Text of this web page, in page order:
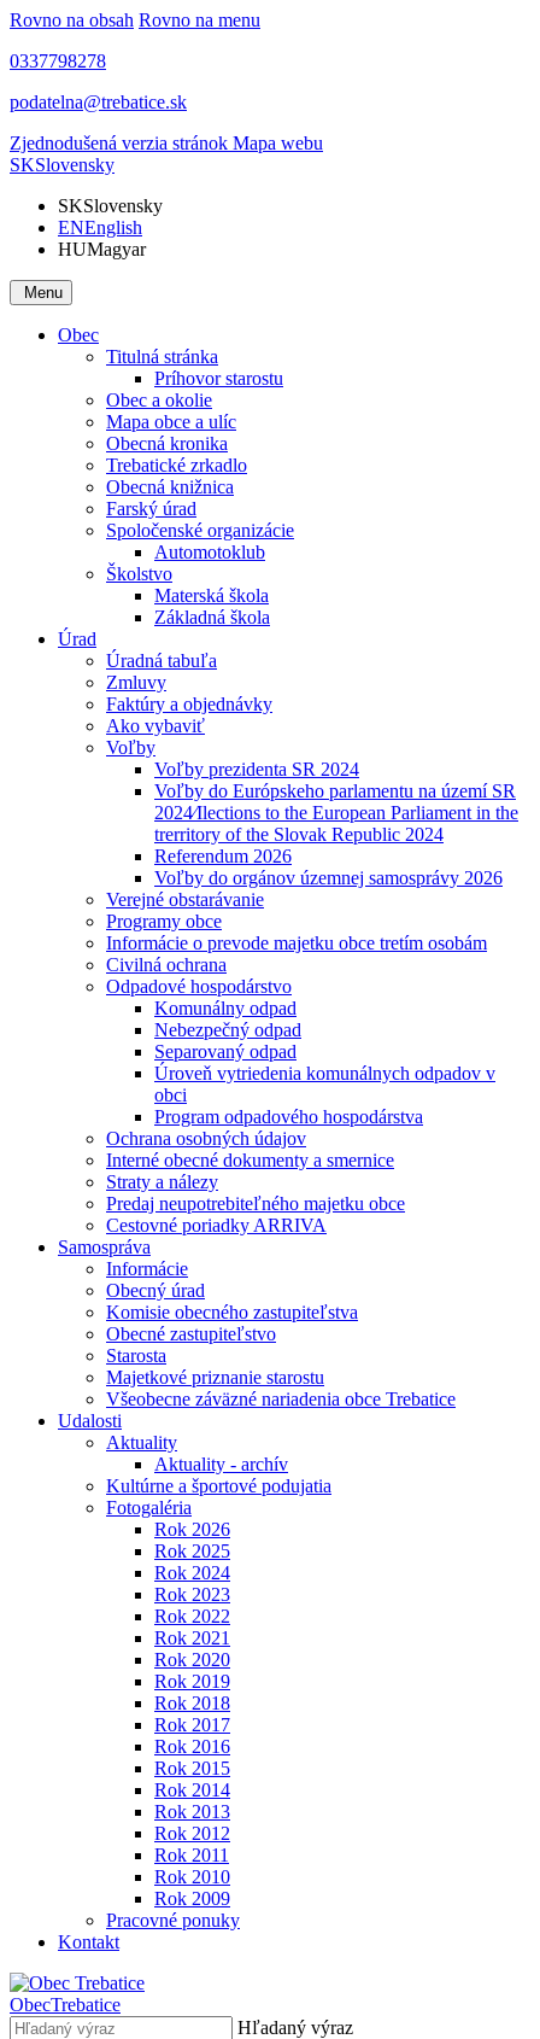
Rovno na obsah Rovno na menu
0337798278
podatelna@trebatice.sk
Zjednodušená verzia stránok Mapa webu
SKSlovensky
SKSlovensky
ENEnglish
HUMagyar
Menu
Obec
Titulná stránka
Príhovor starostu
Obec a okolie
Mapa obce a ulíc
Obecná kronika
Trebatické zrkadlo
Obecná knižnica
Farský úrad
Spoločenské organizácie
Automotoklub
Školstvo
Materská škola
Základná škola
Úrad
Úradná tabuľa
Zmluvy
Faktúry a objednávky
Ako vybaviť
Voľby
Voľby prezidenta SR 2024
Voľby do Európskeho parlamentu na území SR
2024⁄Ilections to the European Parliament in the
trerritory of the Slovak Republic 2024
Referendum 2026
Voľby do orgánov územnej samosprávy 2026
Verejné obstarávanie
Programy obce
Informácie o prevode majetku obce tretím osobám
Civilná ochrana
Odpadové hospodárstvo
Komunálny odpad
Nebezpečný odpad
Separovaný odpad
Úroveň vytriedenia komunálnych odpadov v
obci
Program odpadového hospodárstva
Ochrana osobných údajov
Interné obecné dokumenty a smernice
Straty a nálezy
Predaj neupotrebiteľného majetku obce
Cestovné poriadky ARRIVA
Samospráva
Informácie
Obecný úrad
Komisie obecného zastupiteľstva
Obecné zastupiteľstvo
Starosta
Majetkové priznanie starostu
Všeobecne záväzné nariadenia obce Trebatice
Udalosti
Aktuality
Aktuality - archív
Kultúrne a športové podujatia
Fotogaléria
Rok 2026
Rok 2025
Rok 2024
Rok 2023
Rok 2022
Rok 2021
Rok 2020
Rok 2019
Rok 2018
Rok 2017
Rok 2016
Rok 2015
Rok 2014
Rok 2013
Rok 2012
Rok 2011
Rok 2010
Rok 2009
Pracovné ponuky
Kontakt
ObecTrebatice
Hľadaný výraz